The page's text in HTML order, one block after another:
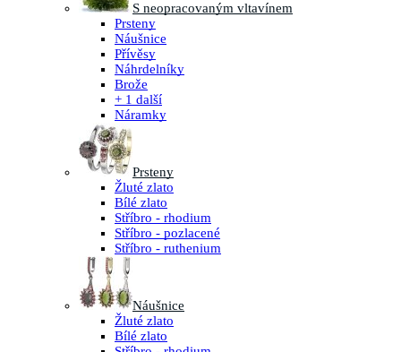
S neopracovaným vltavínem
Prsteny
Náušnice
Přívěsy
Náhrdelníky
Brože
+ 1 další
Náramky
Prsteny
Žluté zlato
Bílé zlato
Stříbro - rhodium
Stříbro - pozlacené
Stříbro - ruthenium
Náušnice
Žluté zlato
Bílé zlato